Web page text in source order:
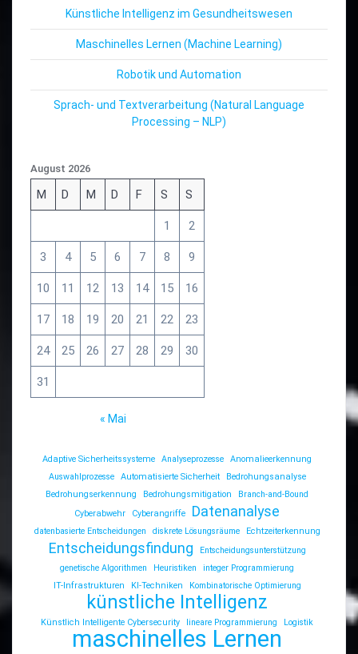
Künstliche Intelligenz im Gesundheitswesen
Maschinelles Lernen (Machine Learning)
Robotik und Automation
Sprach- und Textverarbeitung (Natural Language
Processing – NLP)
August 2026
M D M D F S S
1 2
3 4 5 6 7 8 9
10 11 12 13 14 15 16
17 18 19 20 21 22 23
24 25 26 27 28 29 30
31
« Mai
Adaptive Sicherheitssysteme Analyseprozesse
Anomalieerkennung
Auswahlprozesse
Automatisierte Sicherheit
Bedrohungsanalyse
Bedrohungserkennung
Bedrohungsmitigation
Branch-and-Bound
Cyberabwehr
Cyberangriffe Datenanalyse
datenbasierte Entscheidungen diskrete Lösungsräume Echtzeiterkennung
Entscheidungsfindung
Entscheidungsunterstützung
genetische Algorithmen
Heuristiken
integer Programmierung
IT-Infrastrukturen
KI-Techniken Kombinatorische Optimierung
künstliche Intelligenz
Künstlich Intelligente Cybersecurity lineare Programmierung Logistik
maschinelles Lernen